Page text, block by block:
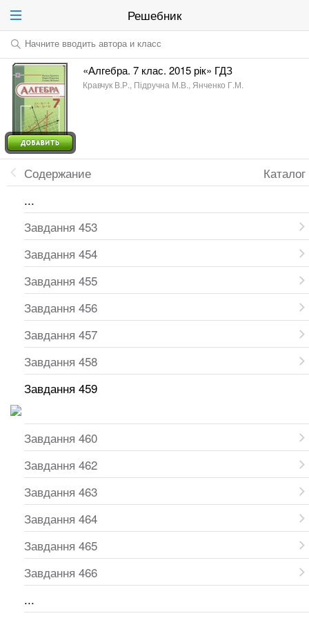
Решебник
Начните вводить автора и класс
«Алгебра. 7 клас. 2015 рік» ГДЗ
Кравчук В.Р., Підручна М.В., Янченко Г.М.
Каталог
Содержание
...
Завдання 453
Завдання 454
Завдання 455
Завдання 456
Завдання 457
Завдання 458
Завдання 459
Завдання 460
Завдання 462
Завдання 463
Завдання 464
Завдання 465
Завдання 466
...